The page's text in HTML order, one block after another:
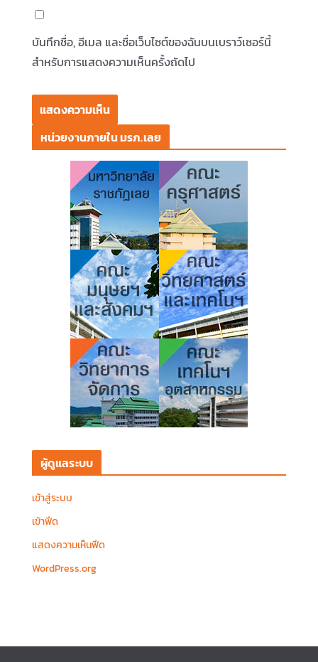
บันทึกชื่อ, อีเมล และชื่อเว็บไซต์ของฉันบนเบราว์เซอร์นี้
สำหรับการแสดงความเห็นครั้งถัดไป
หน่วยงานภายใน มรภ.เลย
ผู้ดูแลระบบ
เข้าสู่ระบบ
เข้าฟีด
แสดงความเห็นฟีด
WordPress.org